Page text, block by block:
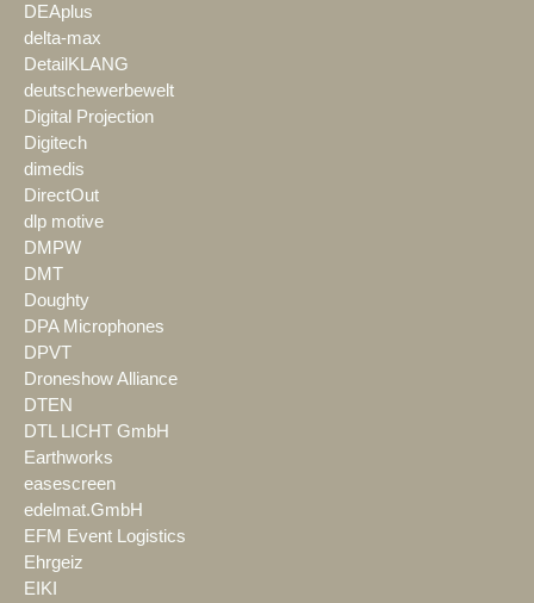
DEAplus
delta-max
DetailKLANG
deutschewerbewelt
Digital Projection
Digitech
dimedis
DirectOut
dlp motive
DMPW
DMT
Doughty
DPA Microphones
DPVT
Droneshow Alliance
DTEN
DTL LICHT GmbH
Earthworks
easescreen
edelmat.GmbH
EFM Event Logistics
Ehrgeiz
EIKI